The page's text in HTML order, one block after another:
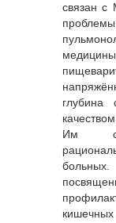
связан с
проблемы
глубина
Им
больных.